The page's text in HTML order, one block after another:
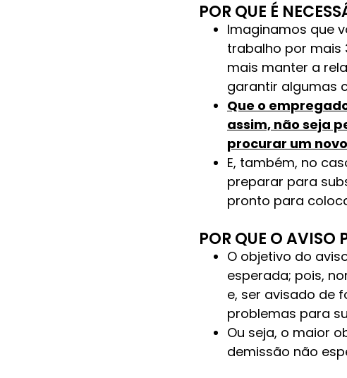
POR QUE É
Imaginamos que
trabalho por mais
mais manter a
garantir algumas
Que o
assim, não seja
procurar um
E, também, no
preparar para
pronto para
POR QUE O AVISO
O objetivo do
esperada; pois,
e, ser avisado de
problemas para
Ou seja, o maior
demissão não